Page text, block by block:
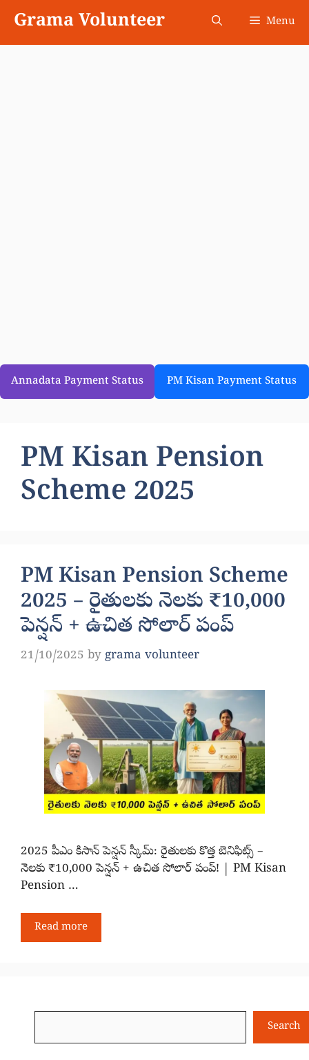
content
Grama Volunteer Menu
Annadata Payment Status PM Kisan Payment Status
PM Kisan Pension
Scheme 2025
PM Kisan Pension Scheme
2025 – రైతులకు నెలకు ₹10,000
పెన్షన్ + ఉచిత సోలార్ పంప్
21/10/2025 by grama volunteer
2025 పీఎం కిసాన్ పెన్షన్ స్కీమ్: రైతులకు కొత్త బెనిఫిట్స్ –
నెలకు ₹10,000 పెన్షన్ + ఉచిత సోలార్ పంప్! | PM Kisan
Pension …
Read more
Search